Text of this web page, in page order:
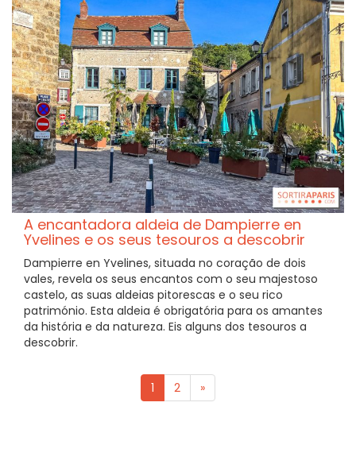
A encantadora aldeia de Dampierre en
Yvelines e os seus tesouros a descobrir
Dampierre en Yvelines, situada no coração de dois
vales, revela os seus encantos com o seu majestoso
castelo, as suas aldeias pitorescas e o seu rico
património. Esta aldeia é obrigatória para os amantes
da história e da natureza. Eis alguns dos tesouros a
descobrir.
1 2 »